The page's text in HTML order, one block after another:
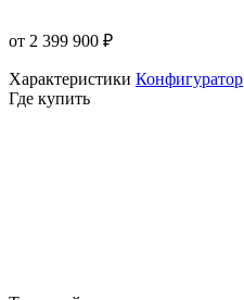
от 2 399 900 ₽
Характеристики Конфигуратор
Где купить